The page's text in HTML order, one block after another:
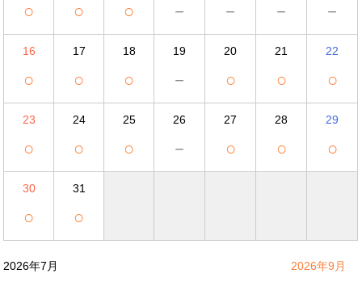
○ ○ ○ － － － －
16
○
17
○
18
○
19
－
20
○
21
○
22
○
23
○
24
○
25
○
26
－
27
○
28
○
29
○
30
○
31
○
2026年7月 2026年9月